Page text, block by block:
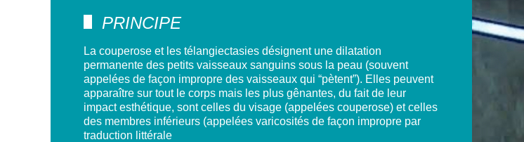
PRINCIPE
La couperose et les télangiectasies désignent une dilatation
permanente des petits vaisseaux sanguins sous la peau (souvent
appelées de façon impropre des vaisseaux qui “pètent”). Elles peuvent
apparaître sur tout le corps mais les plus gênantes, du fait de leur
impact esthétique, sont celles du visage (appelées couperose) et celles
des membres inférieurs (appelées varicosités de façon impropre par
traduction littérale